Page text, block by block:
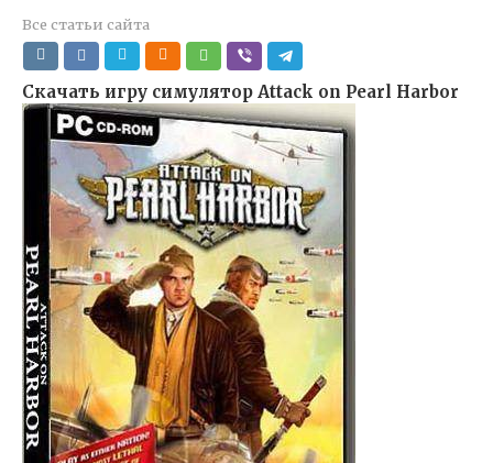
Все статьи сайта
Скачать игру симулятор Attack on Pearl Harbor